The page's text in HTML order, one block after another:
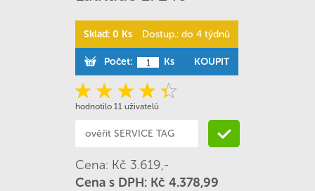
Sklad: 0 Ks Dostup.: do 4 týdnů
Počet: Ks KOUPIT
hodnotilo 11 uživatelů
Cena: Kč 3.619,-
Cena s DPH: Kč 4.378,99